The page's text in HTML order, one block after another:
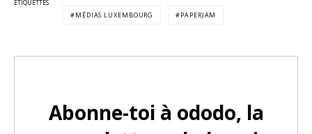
ÉTIQUETTES
MÉDIAS LUXEMBOURG PAPERJAM